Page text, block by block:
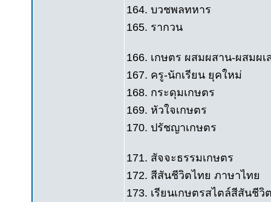
164. บวชพลทหาร
165. รากวน
166. เกษตร ผสมผสาน-ผสมผเ
167. ครู-นักเรียน ยุคใหม่
168. กระดุมเกษตร
169. หัวใจเกษตร
170. ปรัชญาเกษตร
171. สัจจะธรรมเกษตร
172. สีสันชีวิตไทย ภาษาไทย
173. เรียนเกษตรสไตล์สีสันชีวิ